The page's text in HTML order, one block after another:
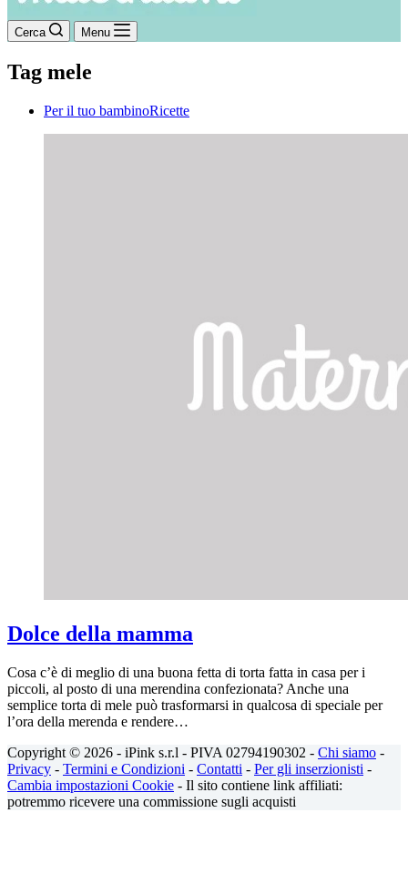
Cerca Menu
Tag mele
Per il tuo bambinoRicette
Dolce della mamma
Cosa c’è di meglio di una buona fetta di torta fatta in casa per i
piccoli, al posto di una merendina confezionata? Anche una
semplice torta di mele può trasformarsi in qualcosa di speciale per
l’ora della merenda e rendere…
Copyright © 2026 - iPink s.r.l - PIVA 02794190302 - Chi siamo -
Privacy - Termini e Condizioni - Contatti - Per gli inserzionisti -
Cambia impostazioni Cookie - Il sito contiene link affiliati:
potremmo ricevere una commissione sugli acquisti